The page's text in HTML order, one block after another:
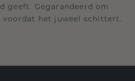
geeft. Gegarandeerd om
voordat het juweel schittert.